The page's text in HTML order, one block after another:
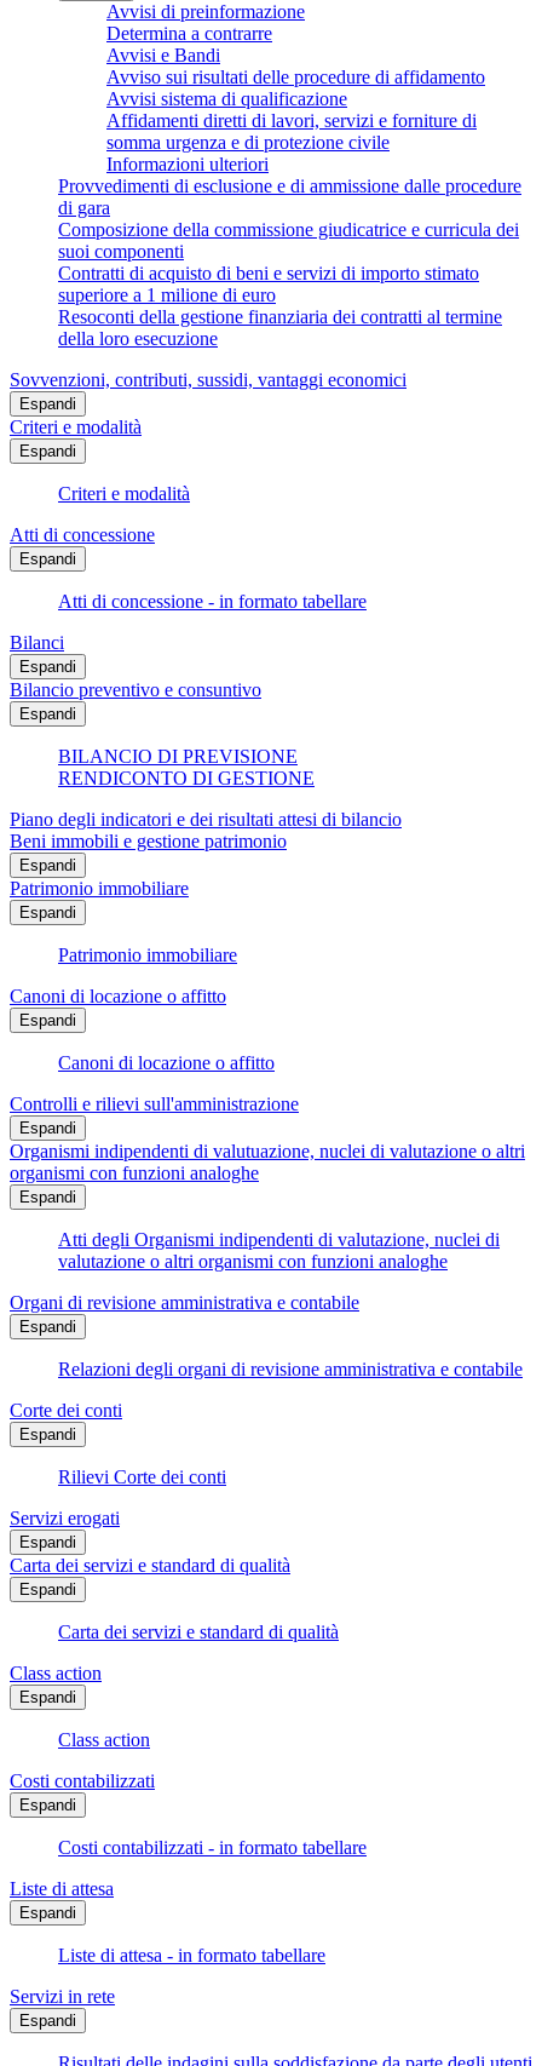
Avvisi di preinformazione
Determina a contrarre
Avvisi e Bandi
Avviso sui risultati delle procedure di affidamento
Avvisi sistema di qualificazione
Affidamenti diretti di lavori, servizi e forniture di
somma urgenza e di protezione civile
Informazioni ulteriori
Provvedimenti di esclusione e di ammissione dalle procedure
di gara
Composizione della commissione giudicatrice e curricula dei
suoi componenti
Contratti di acquisto di beni e servizi di importo stimato
superiore a 1 milione di euro
Resoconti della gestione finanziaria dei contratti al termine
della loro esecuzione
Sovvenzioni, contributi, sussidi, vantaggi economici
Espandi
Criteri e modalità
Espandi
Criteri e modalità
Atti di concessione
Espandi
Atti di concessione - in formato tabellare
Bilanci
Espandi
Bilancio preventivo e consuntivo
Espandi
BILANCIO DI PREVISIONE
RENDICONTO DI GESTIONE
Piano degli indicatori e dei risultati attesi di bilancio
Beni immobili e gestione patrimonio
Espandi
Patrimonio immobiliare
Espandi
Patrimonio immobiliare
Canoni di locazione o affitto
Espandi
Canoni di locazione o affitto
Controlli e rilievi sull'amministrazione
Espandi
Organismi indipendenti di valutuazione, nuclei di valutazione o altri
organismi con funzioni analoghe
Espandi
Atti degli Organismi indipendenti di valutazione, nuclei di
valutazione o altri organismi con funzioni analoghe
Organi di revisione amministrativa e contabile
Espandi
Relazioni degli organi di revisione amministrativa e contabile
Corte dei conti
Espandi
Rilievi Corte dei conti
Servizi erogati
Espandi
Carta dei servizi e standard di qualità
Espandi
Carta dei servizi e standard di qualità
Class action
Espandi
Class action
Costi contabilizzati
Espandi
Costi contabilizzati - in formato tabellare
Liste di attesa
Espandi
Liste di attesa - in formato tabellare
Servizi in rete
Espandi